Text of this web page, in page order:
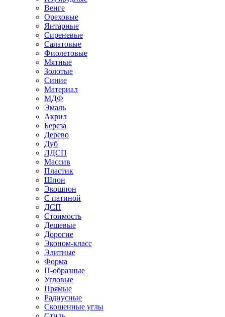
Венге
Ореховые
Янтарные
Сиреневые
Салатовые
Фиолетовые
Мятные
Золотые
Синие
Материал
МДФ
Эмаль
Акрил
Береза
Дерево
Дуб
ЛДСП
Массив
Пластик
Шпон
Экошпон
С патиной
ДСП
Стоимость
Дешевые
Дорогие
Эконом-класс
Элитные
Форма
П-образные
Угловые
Прямые
Радиусные
Скошенные углы